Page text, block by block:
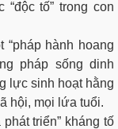
tố” trong con
“pháp hành hoang
pháp sống dinh
lực sinh hoạt hằng
hội, mọi lứa tuổi.
triển” kháng tố